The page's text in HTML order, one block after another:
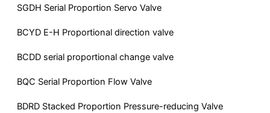
SGDH Serial Proportion Servo Valve
BCYD E-H Proportional direction valve
BCDD serial proportional change valve
BQC Serial Proportion Flow Valve
BDRD Stacked Proportion Pressure-reducing Valve